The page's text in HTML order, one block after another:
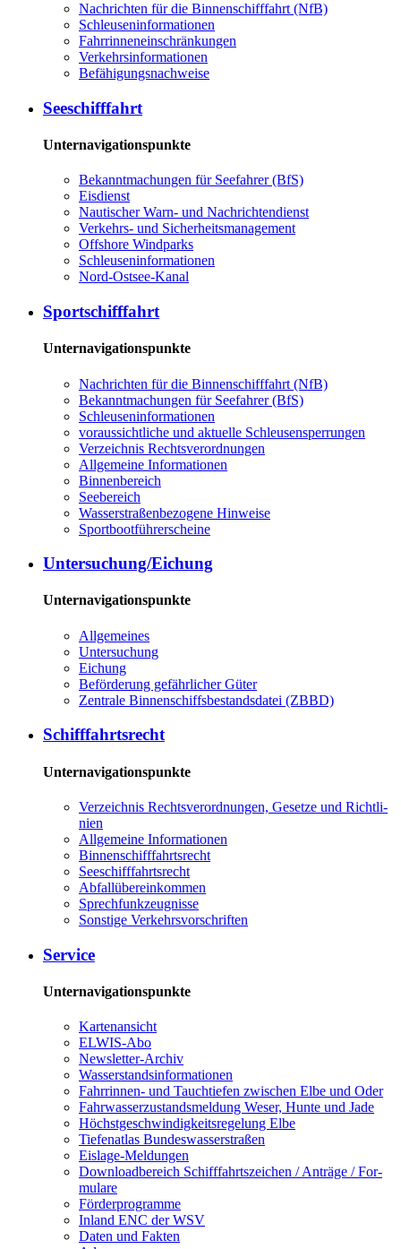
Nach­rich­ten für die Bin­nen­schiff­fahrt (NfB)
Schleu­sen­in­for­ma­tio­nen
Fahr­rin­nen­ein­schrän­kun­gen
Ver­kehrs­in­for­ma­tio­nen
Be­fä­hi­gungs­nach­wei­se
See­schiff­fahrt
Unternavigationspunkte
Be­kannt­ma­chun­gen für See­fah­rer (BfS)
Eis­dienst
Nau­ti­scher Warn-​ und Nach­rich­ten­dienst
Ver­kehrs-​ und Si­cher­heits­ma­na­ge­ment
Offs­ho­re Wind­parks
Schleu­sen­in­for­ma­tio­nen
Nord-​Ost­see-​Ka­nal
Sport­schiff­fahrt
Unternavigationspunkte
Nach­rich­ten für die Bin­nen­schiff­fahrt (NfB)
Be­kannt­ma­chun­gen für See­fah­rer (BfS)
Schleu­sen­in­for­ma­tio­nen
voraussichtliche und aktuelle Schleusensperrungen
Ver­zeich­nis Rechts­ver­ord­nun­gen
All­ge­mei­ne In­for­ma­tio­nen
Bin­nen­be­reich
See­be­reich
Was­ser­stra­ßen­be­zo­ge­ne Hin­wei­se
Sport­boot­füh­rer­schei­ne
Un­ter­su­chung/Ei­chung
Unternavigationspunkte
All­ge­mei­nes
Un­ter­su­chung
Ei­chung
Be­för­de­rung ge­fähr­li­cher Gü­ter
Zen­tra­le Bin­nen­schiffs­be­stands­da­tei (ZBBD)
Schiff­fahrts­recht
Unternavigationspunkte
Ver­zeich­nis Rechts­ver­ord­nun­gen, Ge­set­ze und Richt­li­
ni­en
All­ge­mei­ne In­for­ma­tio­nen
Bin­nen­schiff­fahrts­recht
See­schiff­fahrts­recht
Ab­fall­über­ein­kom­men
Sprech­funk­zeug­nis­se
Sons­ti­ge Ver­kehrs­vor­schrif­ten
Ser­vice
Unternavigationspunkte
Kar­ten­an­sicht
EL­WIS-​Abo
Newslet­ter-​Ar­chiv
Was­ser­stands­in­for­ma­tio­nen
Fahr­rin­nen-​ und Tauch­tie­fen zwi­schen El­be und Oder
Fahr­was­ser­zu­stands­mel­dung We­ser, Hun­te und Ja­de
Höchst­ge­schwin­dig­keits­re­ge­lung El­be
Tie­fe­n­at­las Bun­des­was­ser­stra­ßen
Eis­la­ge-​Mel­dun­gen
Dow­n­load­be­reich Schiff­fahrts­zei­chen / An­trä­ge / For­
mu­la­re
För­der­pro­gram­me
In­land ENC der WSV
Da­ten und Fak­ten